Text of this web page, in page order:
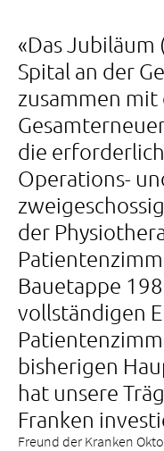
«Das Jubiläum
Spital an der
zusammen mit
die
Operations-
der
Bauetappe
vollständigen
bisherigen
hat unsere
Franken
Freund der Kranken